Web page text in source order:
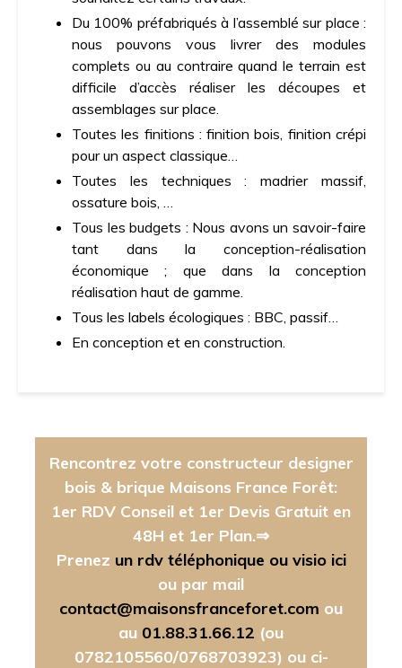
Du 100% préfabriqués à l’assemblé sur place :
nous pouvons vous livrer des modules
complets ou au contraire quand le terrain est
difficile d’accès réaliser les découpes et
assemblages sur place.
Toutes les finitions : finition bois, finition crépi
pour un aspect classique…
Toutes les techniques : madrier massif,
ossature bois, …
Tous les budgets : Nous avons un savoir-faire
tant dans la conception-réalisation
économique ; que dans la conception
réalisation haut de gamme.
Tous les labels écologiques : BBC, passif…
En conception et en construction.
Rencontrez votre constructeur designer
bois & brique Maisons France Forêt:
1er RDV Conseil et 1er Devis Gratuit en
48H et 1er Plan.⇒
Prenez un rdv téléphonique ou visio ici
ou par mail
contact@maisonsfranceforet.com ou
au 01.88.31.66.12 (ou
0782105560/0768703923) ou ci-